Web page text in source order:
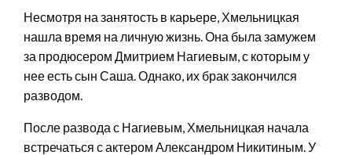
Несмотря на занятость в карьере, Хмельницкая
нашла время на личную жизнь. Она была замужем
за продюсером Дмитрием Нагиевым, с которым у
нее есть сын Саша. Однако, их брак закончился
разводом.
После развода с Нагиевым, Хмельницкая начала
встречаться с актером Александром Никитиным. У